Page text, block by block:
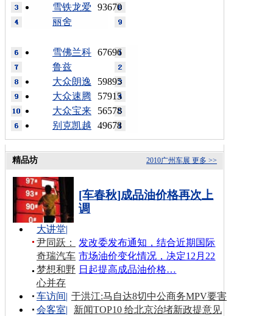
93670
雪铁龙爱
丽舍
67696
雪佛兰科
鲁兹
59895
大众朗逸
57915
大众速腾
56578
大众宝来
49678
别克凯越
更多 >>
2010广州车展
精品坊
[车春秋]成品油价格再次上
调
发改委发布通知，结合近期国际
市场油价变化情况，决定12月22
日起提高成品油价格…
大讲堂|
尹同跃：
奇瑞汽车
梦想和野
心并存
车访间| 于洪江:马自达8切中公商务MPV要害
会客室|
新闻TOP10 给北京治堵新政提意见